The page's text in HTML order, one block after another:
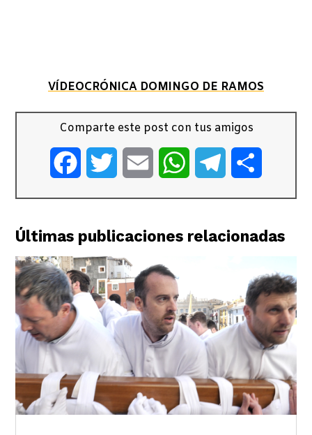
VÍDEOCRÓNICA DOMINGO DE RAMOS
Comparte este post con tus amigos
FacebookTwitter Email WhatsAppTelegram
Últimas publicaciones relacionadas